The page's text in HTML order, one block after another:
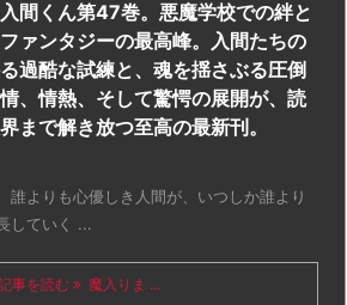
間くん第47巻。悪魔学校での絆と
ァンタジーの最高峰。入間たちの
過酷な試練と、魂を揺さぶる圧倒
、情熱、そして驚愕の展開が、読
まで解き放つ至高の最新刊。
誰よりも心優しき人間が、いつしか誰より
していく ...
事を読む 魔入りま ...